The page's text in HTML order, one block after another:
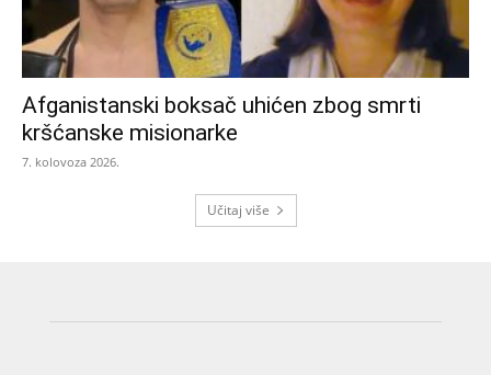
Afganistanski boksač uhićen zbog smrti
kršćanske misionarke
7. kolovoza 2026.
Učitaj više